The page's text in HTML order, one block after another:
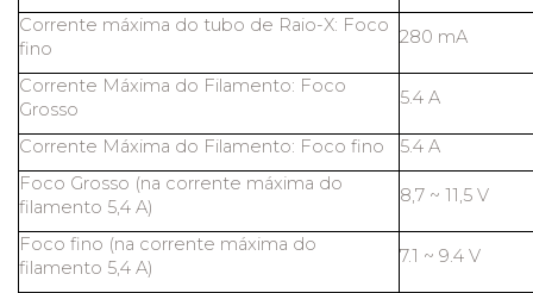
Corrente máxima do tubo de Raio-X: Foco
fino
280 mA
Corrente Máxima do Filamento: Foco
Grosso
5.4 A
Corrente Máxima do Filamento: Foco fino
5.4 A
Foco Grosso (na corrente máxima do
filamento 5,4 A)
8,7 ~ 11,5 V
Foco fino (na corrente máxima do
filamento 5,4 A)
7.1 ~ 9.4 V